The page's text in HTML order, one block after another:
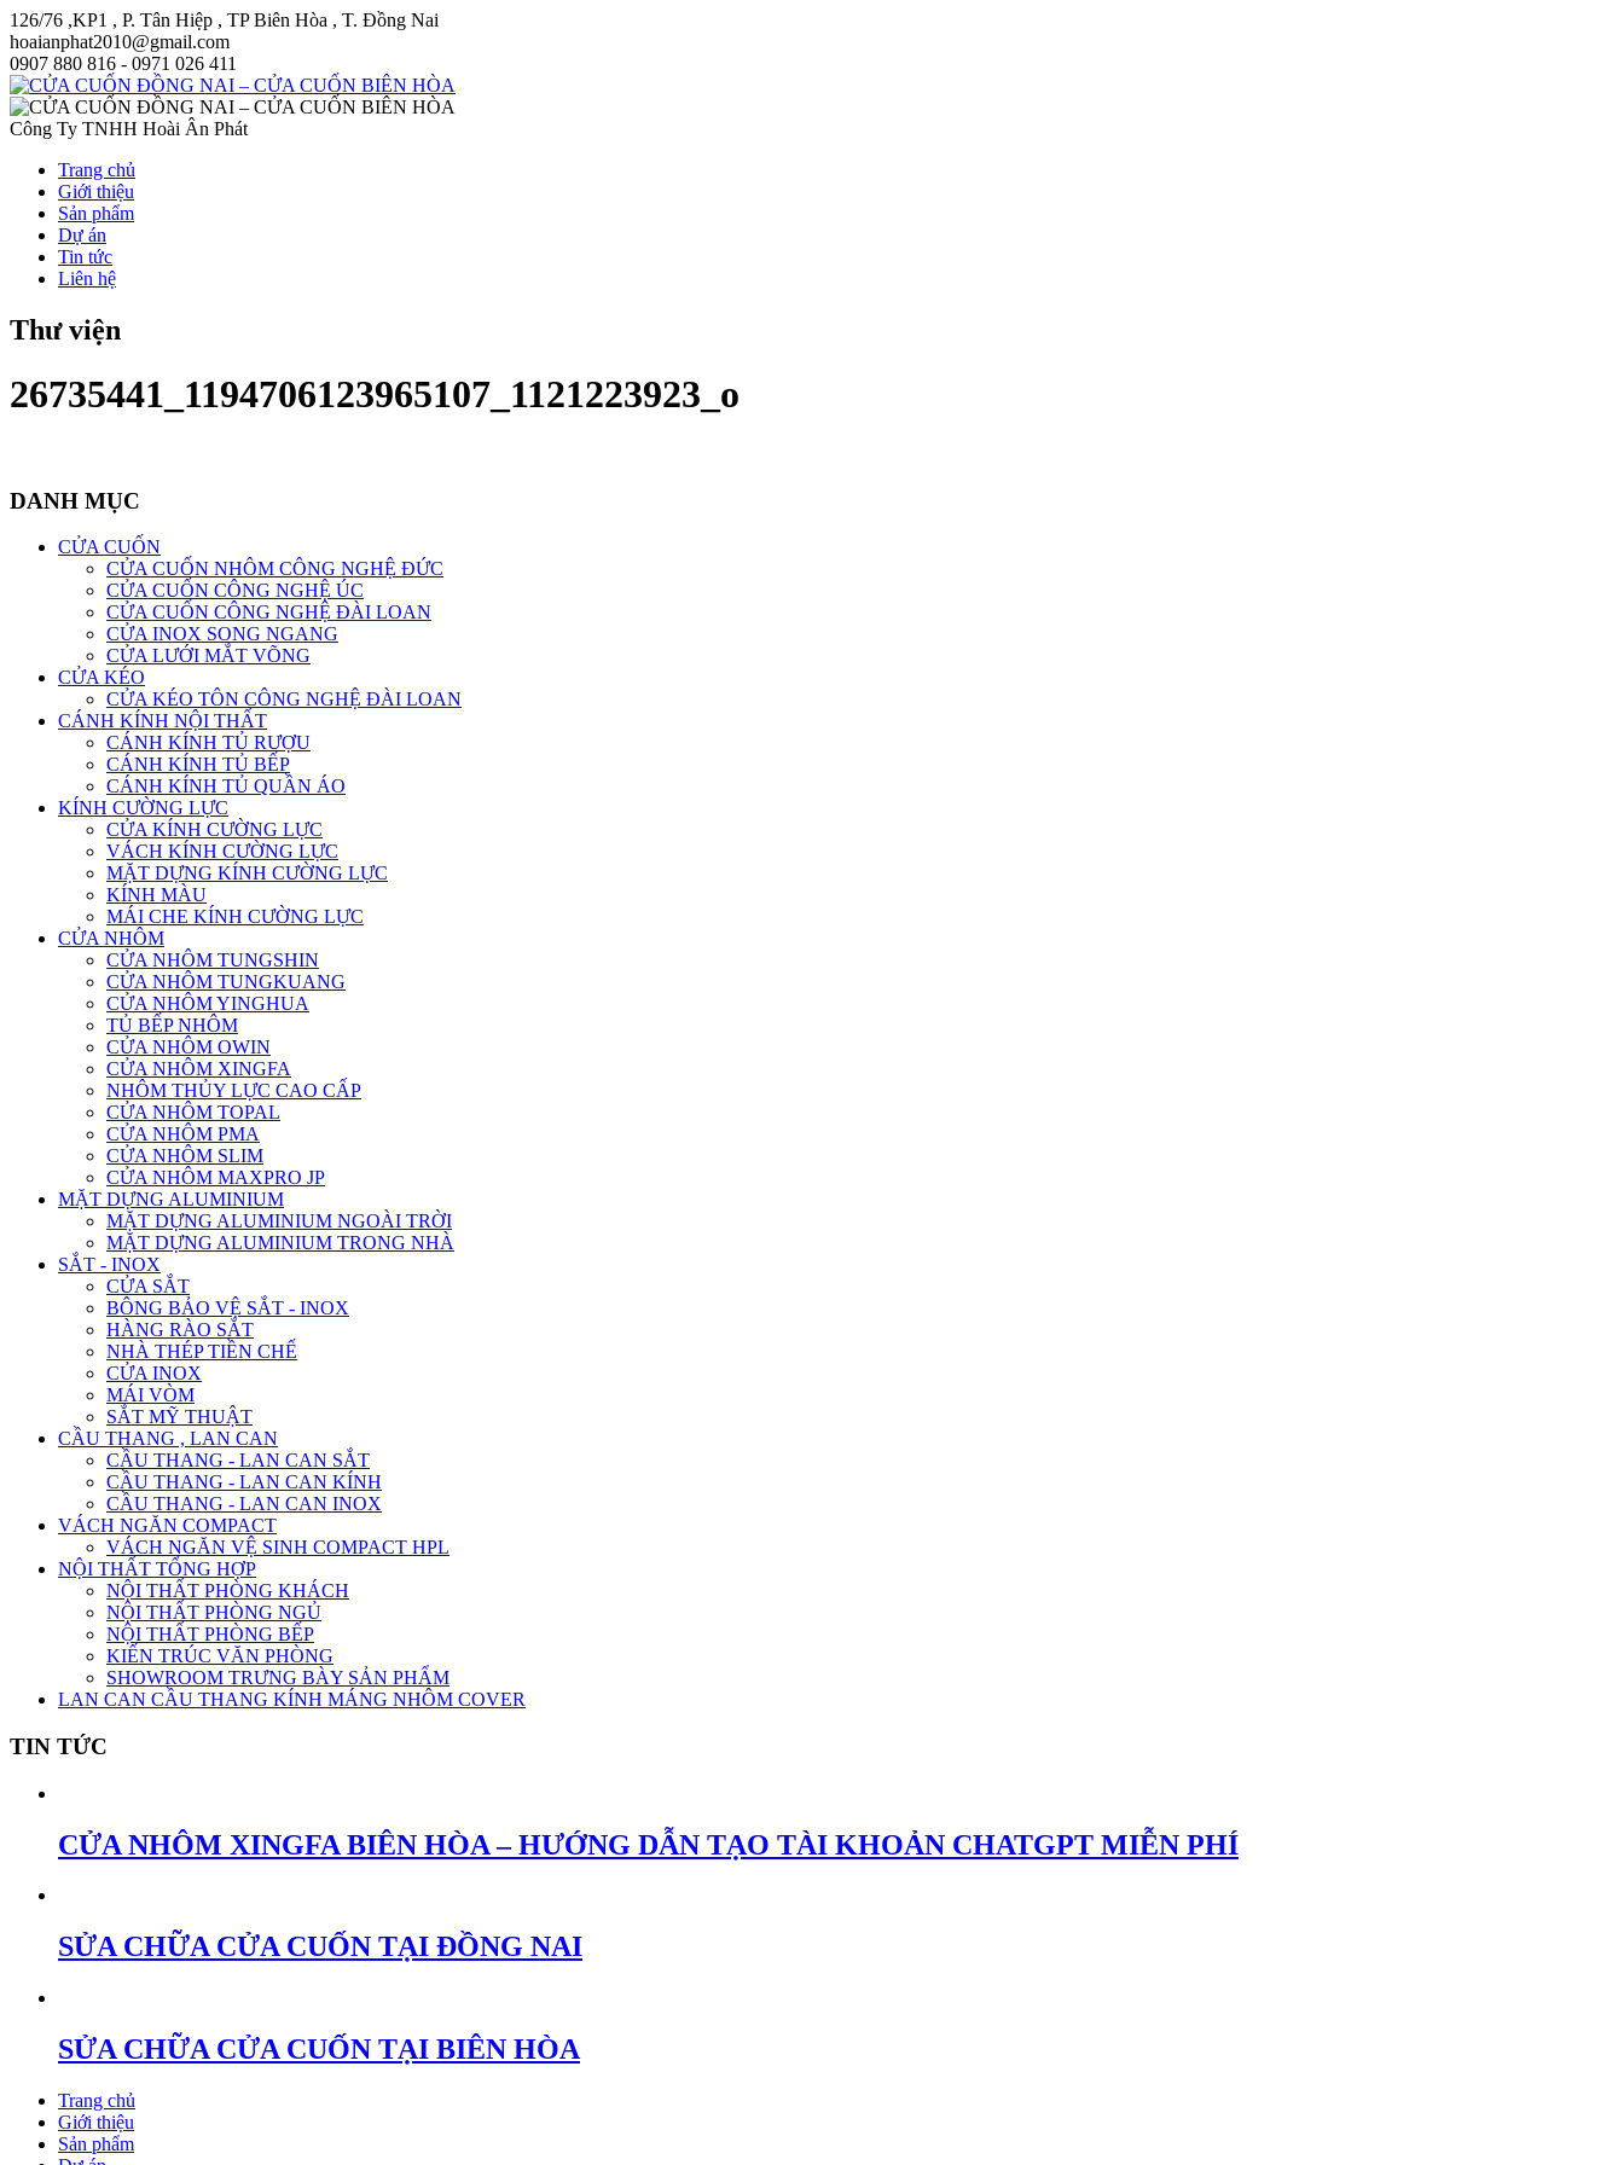
126/76 ,KP1 , P. Tân Hiệp , TP Biên Hòa , T. Đồng Nai
hoaianphat2010@gmail.com
0907 880 816 - 0971 026 411
Công Ty TNHH Hoài Ân Phát
Trang chủ
Giới thiệu
Sản phẩm
Dự án
Tin tức
Liên hệ
Thư viện
26735441_1194706123965107_1121223923_o
DANH MỤC
CỬA CUỐN
CỬA CUỐN NHÔM CÔNG NGHỆ ĐỨC
CỬA CUỐN CÔNG NGHỆ ÚC
CỬA CUỐN CÔNG NGHỆ ĐÀI LOAN
CỬA INOX SONG NGANG
CỬA LƯỚI MẮT VÕNG
CỬA KÉO
CỬA KÉO TÔN CÔNG NGHỆ ĐÀI LOAN
CÁNH KÍNH NỘI THẤT
CÁNH KÍNH TỦ RƯỢU
CÁNH KÍNH TỦ BẾP
CÁNH KÍNH TỦ QUẦN ÁO
KÍNH CƯỜNG LỰC
CỬA KÍNH CƯỜNG LỰC
VÁCH KÍNH CƯỜNG LỰC
MẶT DỰNG KÍNH CƯỜNG LỰC
KÍNH MÀU
MÁI CHE KÍNH CƯỜNG LỰC
CỬA NHÔM
CỬA NHÔM TUNGSHIN
CỬA NHÔM TUNGKUANG
CỬA NHÔM YINGHUA
TỦ BẾP NHÔM
CỬA NHÔM OWIN
CỬA NHÔM XINGFA
NHÔM THỦY LỰC CAO CẤP
CỬA NHÔM TOPAL
CỬA NHÔM PMA
CỬA NHÔM SLIM
CỬA NHÔM MAXPRO JP
MẶT DỰNG ALUMINIUM
MẶT DỰNG ALUMINIUM NGOÀI TRỜI
MẶT DỰNG ALUMINIUM TRONG NHÀ
SẮT - INOX
CỬA SẮT
BÔNG BẢO VỆ SẮT - INOX
HÀNG RÀO SẮT
NHÀ THÉP TIỀN CHẾ
CỬA INOX
MÁI VÒM
SẮT MỸ THUẬT
CẦU THANG , LAN CAN
CẦU THANG - LAN CAN SẮT
CẦU THANG - LAN CAN KÍNH
CẦU THANG - LAN CAN INOX
VÁCH NGĂN COMPACT
VÁCH NGĂN VỆ SINH COMPACT HPL
NỘI THẤT TỔNG HỢP
NỘI THẤT PHÒNG KHÁCH
NỘI THẤT PHÒNG NGỦ
NỘI THẤT PHÒNG BẾP
KIẾN TRÚC VĂN PHÒNG
SHOWROOM TRƯNG BÀY SẢN PHẨM
LAN CAN CẦU THANG KÍNH MÁNG NHÔM COVER
TIN TỨC
CỬA NHÔM XINGFA BIÊN HÒA – HƯỚNG DẪN TẠO TÀI KHOẢN CHATGPT MIỄN PHÍ
SỬA CHỮA CỬA CUỐN TẠI ĐỒNG NAI
SỬA CHỮA CỬA CUỐN TẠI BIÊN HÒA
Trang chủ
Giới thiệu
Sản phẩm